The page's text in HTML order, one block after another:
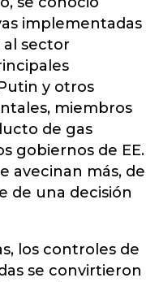
implementadas
sector
y otros
miembros
de gas
gobiernos de EE.
avecinan más, de
de una decisión
los controles de
se convirtieron